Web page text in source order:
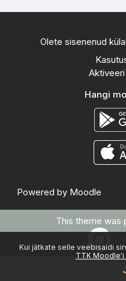
Kui jätkate selle veebisaidi
TTK Moodle'i
Olete sisenenud
Hangi
Powered by Moodle
This theme was